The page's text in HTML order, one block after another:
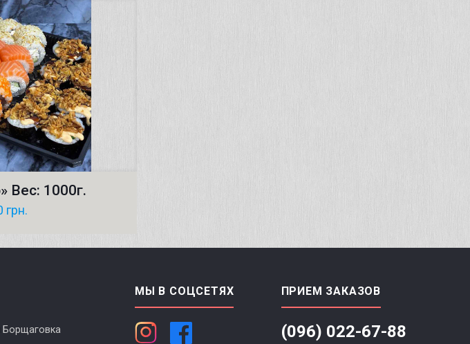
Вес: 1000г.
грн.
МЫ В СОЦСЕТЯХ ПРИЕМ ЗАКАЗОВ
(096) 022-67-88